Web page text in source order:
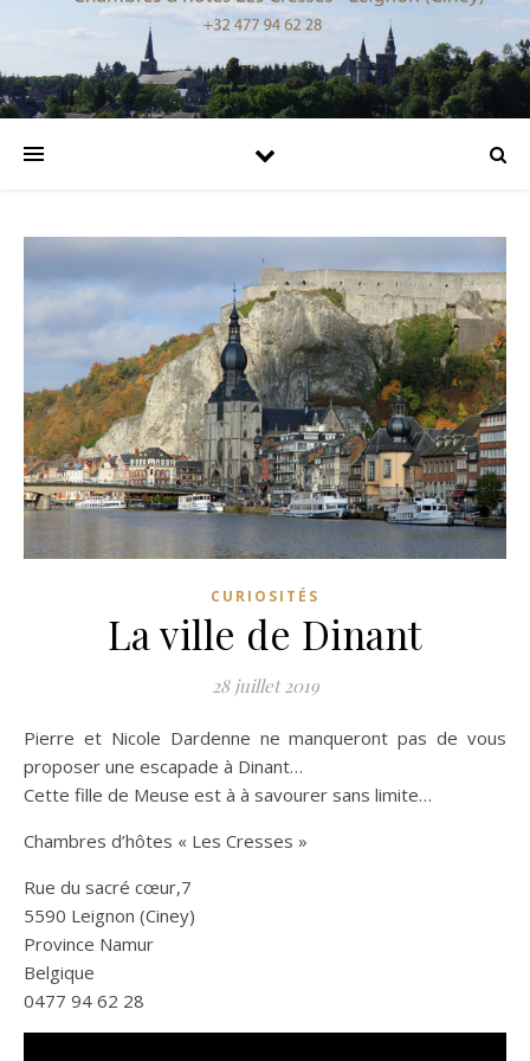
CURIOSITÉS
La ville de Dinant
28 juillet 2019
Pierre et Nicole Dardenne ne manqueront pas de vous
proposer une escapade à Dinant…
Cette fille de Meuse est à à savourer sans limite…
Chambres d’hôtes « Les Cresses »
Rue du sacré cœur,7
5590 Leignon (Ciney)
Province Namur
Belgique
0477 94 62 28